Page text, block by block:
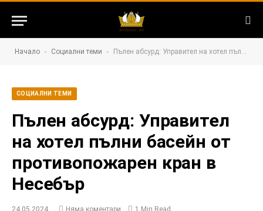
Начало - Социални теми - Пълен абсурд: Управител на хотел пълни басейн от противопожарен кран в Несебър
СОЦИАЛНИ ТЕМИ
Пълен абсурд: Управител
на хотел пълни басейн от
противопожарен кран в
Несебър
24.05.2024 Няма коментари 1 Min Read